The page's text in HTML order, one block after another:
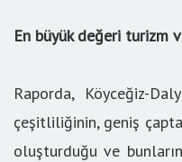
En büyük değeri turizm
Raporda, Köyceğiz-
çeşitliliğinin, geniş
oluşturduğu ve